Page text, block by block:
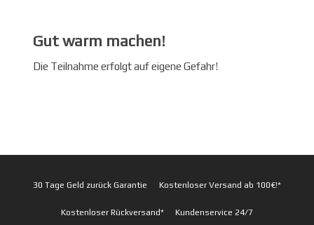
Gut warm machen!
Die Teilnahme erfolgt auf eigene Gefahr!
30 Tage Geld zurück Garantie Kostenloser Versand ab 100€!*
Kostenloser Rückversand* Kundenservice 24/7